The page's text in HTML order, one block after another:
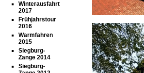
Winterausfahrt
2017
Frühjahrstour
2016
Warmfahren
2015
Siegburg-
Zange 2014
Siegburg-